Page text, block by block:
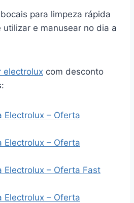
para limpeza rápida
utilizar e manusear no dia a
electrolux com desconto
Electrolux – Oferta
Electrolux – Oferta
Electrolux – Oferta Fast
Electrolux – Oferta